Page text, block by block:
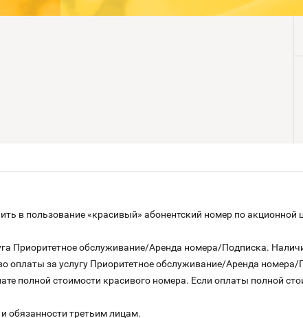
в пользование «красивый» абонентский номер по
Приоритетное обслуживание/Аренда номера/Подписка.
оплаты за услугу Приоритетное обслуживание/Аренда номера/
полной стоимости красивого номера. Если оплаты полной
обязанности третьим лицам.